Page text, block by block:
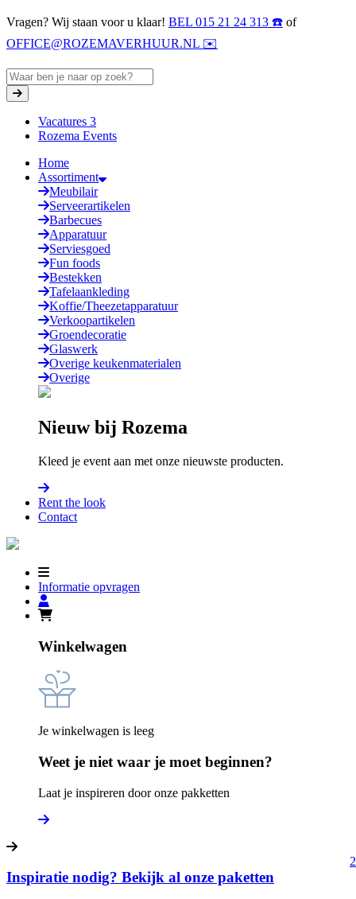
Vragen? Wij staan voor u klaar! BEL 015 21 24 313 ☎️ of
OFFICE@ROZEMAVERHUUR.NL ✉️
Vacatures 3
Rozema Events
Home
Assortiment
Meubilair
Serveerartikelen
Barbecues
Apparatuur
Serviesgoed
Fun foods
Bestekken
Tafelaankleding
Koffie/Theezetapparatuur
Verkoopartikelen
Groendecoratie
Glaswerk
Overige keukenmaterialen
Overige
Nieuw bij Rozema
Kleed je event aan met onze nieuwste producten.
Rent the look
Contact
Informatie opvragen
Winkelwagen
Je winkelwagen is leeg
Weet je niet waar je moet beginnen?
Laat je inspireren door onze pakketten
Inspiratie nodig? Bekijk al onze paketten